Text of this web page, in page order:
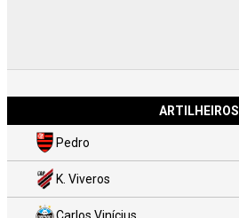
ARTILHEIROS
Pedro
K. Viveros
Carlos Vinícius